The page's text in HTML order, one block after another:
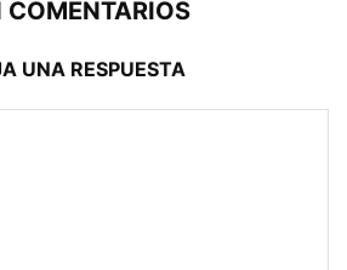
COMENTARIOS
UNA RESPUESTA